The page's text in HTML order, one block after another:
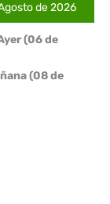
de 2026
(06 de
(08 de